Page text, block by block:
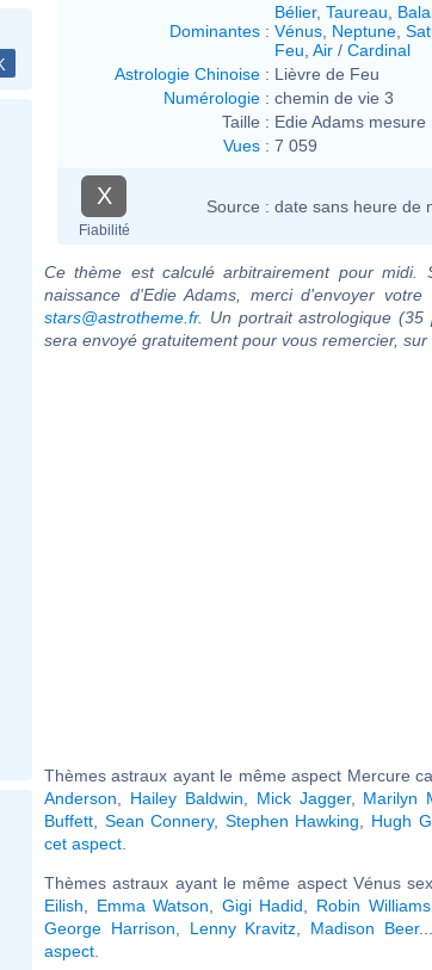
Dominantes :
Bélier, Taureau
Vénus Neptune
Feu Air / Cardinal
Astrologie Chinoise : Lièvre de Feu
Numérologie : chemin de vie 3
Taille : Edie Adams mesure
Vues : 7 059
X
Fiabilité
Source : date sans heure de
Ce thème est calculé arbitrairement pour midi.
naissance d'Edie Adams, merci d'envoyer
stars@astrotheme.fr. Un portrait astrologique
sera envoyé gratuitement pour vous remercier, sur
Thèmes astraux ayant le même aspect Mercure
Anderson
Hailey Baldwin Mick Jagger, Marilyn
Buffett
Sean Connery, Stephen Hawking Hugh
cet aspect
Thèmes astraux ayant le même aspect Vénus
Eilish
Emma Watson Gigi Hadid Robin Williams
George Harrison
Lenny Kravitz Madison Beer
aspect